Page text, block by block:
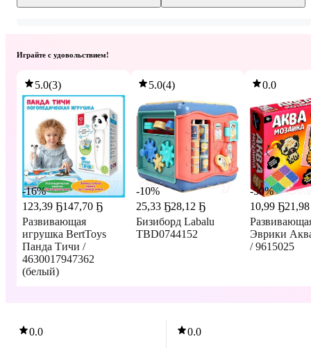
Как развивать ребенка от 1 года: развивающие
Играйте с удовольствием!
5.0(3)
-16%
123,39 Ҕ147,70 Ҕ
Развивающая
игрушка BertToys
Панда Тичи /
4630017947362
(белый)
5.0(4)
-10%
25,33 Ҕ28,12 Ҕ
Бизиборд Labalu
TBD0744152
0.0
-50%
10,99 Ҕ
Эврики
/ 9615025
0.0 0.0